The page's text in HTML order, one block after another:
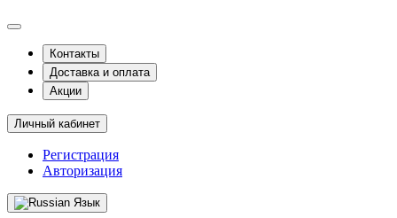
Контакты
Доставка и оплата
Акции
Личный кабинет
Регистрация
Авторизация
Язык